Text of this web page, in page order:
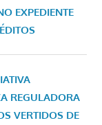
EXPEDIENTE
REGULADORA
VERTIDOS DE